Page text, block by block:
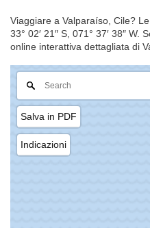
Viaggiare a Valparaíso, Cile?
33° 02′ 21″ S, 071° 37′ 38″
online interattiva dettagliata di
Salva in PDF
Indicazioni